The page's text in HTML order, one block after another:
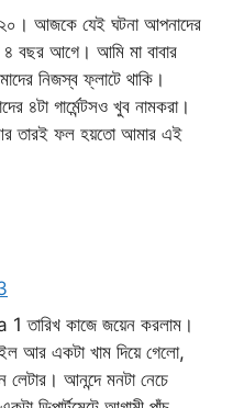
আজকে যেই ঘটনা আপনাদের
৪ বছর আগে। আমি মা বাবার
নিজস্ব ফ্লাটে থাকি।
৪টা গার্মেন্টসও খুব নামকরা।
তারই ফল হয়তো আমার এই
কাজে জয়েন করলাম।
আর একটা খাম দিয়ে গেলো,
লেটার। আনন্দে মনটা নেচে